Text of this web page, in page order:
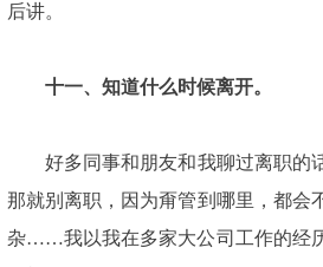
后讲。
十一、知道什么时候离开。
好多同事和朋友和我聊过离职的话
那就别离职，因为甭管到哪里，都会
杂……我以我在多家大公司工作的经